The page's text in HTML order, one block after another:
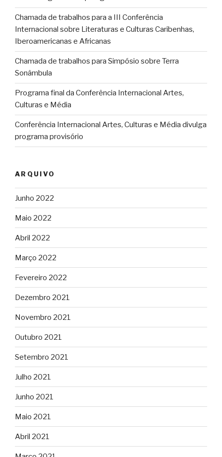
Chamada de trabalhos para a III Conferência
Internacional sobre Literaturas e Culturas Caribenhas,
Iberoamericanas e Africanas
Chamada de trabalhos para Simpósio sobre Terra
Sonâmbula
Programa final da Conferência Internacional Artes,
Culturas e Média
Conferência Internacional Artes, Culturas e Média divulga
programa provisório
ARQUIVO
Junho 2022
Maio 2022
Abril 2022
Março 2022
Fevereiro 2022
Dezembro 2021
Novembro 2021
Outubro 2021
Setembro 2021
Julho 2021
Junho 2021
Maio 2021
Abril 2021